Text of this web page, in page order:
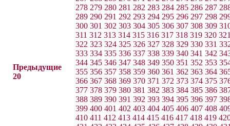
Предыдущие
20
278 279 280 281 282 283 284 285 286 287
289 290 291 292 293 294 295 296 297 298
300 301 302 303 304 305 306 307 308 309
311 312 313 314 315 316 317 318 319 320
322 323 324 325 326 327 328 329 330 331
333 334 335 336 337 338 339 340 341 342
344 345 346 347 348 349 350 351 352 353
355 356 357 358 359 360 361 362 363 364
366 367 368 369 370 371 372 373 374 375
377 378 379 380 381 382 383 384 385 386
388 389 390 391 392 393 394 395 396 397
399 400 401 402 403 404 405 406 407 408
410 411 412 413 414 415 416 417 418 419